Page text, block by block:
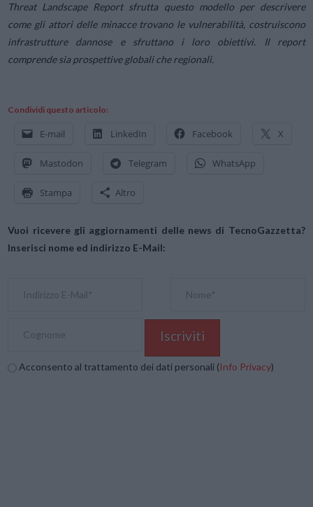
Threat Landscape Report sfrutta questo modello per descrivere
come gli attori delle minacce trovano le vulnerabilità, costruiscono
infrastrutture dannose e sfruttano i loro obiettivi. Il report
comprende sia prospettive globali che regionali.
Condividi questo articolo:
E-mail LinkedIn Facebook X
Mastodon Telegram WhatsApp
Stampa Altro
Vuoi ricevere gli aggiornamenti delle news di TecnoGazzetta?
Inserisci nome ed indirizzo E-Mail:
Acconsento al trattamento dei dati personali (Info Privacy)